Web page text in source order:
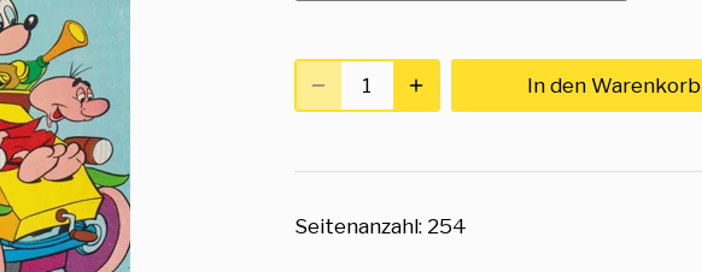
In den Warenkorb
Seitenanzahl: 254